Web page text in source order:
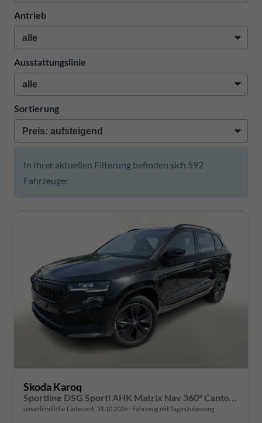
Antrieb
Ausstattungslinie
Sortierung
In Ihrer aktuellen Filterung befinden sich 592
Fahrzeuge:
Skoda Karoq
unverbindliche Lieferzeit: 31.10.2026 Fahrzeug mit Tageszulassung